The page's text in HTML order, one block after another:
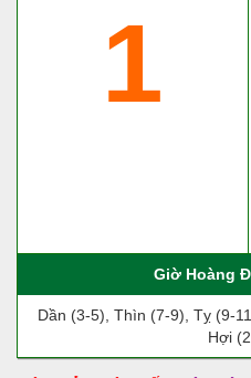
1
Giờ Hoàng
Dần (3-5), Thìn (7-9), Tỵ (9-
Hợi